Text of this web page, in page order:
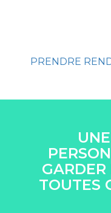
PRENDRE
TOUTES